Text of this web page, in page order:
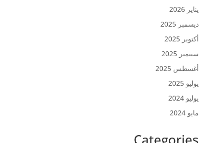
يناير 2026
ديسمبر 2025
أكتوبر 2025
سبتمبر 2025
أغسطس 2025
يوليو 2025
يوليو 2024
مايو 2024